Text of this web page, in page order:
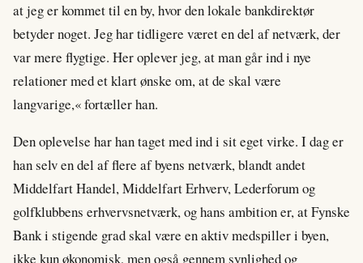
at jeg er kommet til en by, hvor den lokale bankdirektør
betyder noget. Jeg har tidligere været en del af netværk, der
var mere flygtige. Her oplever jeg, at man går ind i nye
relationer med et klart ønske om, at de skal være
langvarige,« fortæller han.
Den oplevelse har han taget med ind i sit eget virke. I dag er
han selv en del af flere af byens netværk, blandt andet
Middelfart Handel, Middelfart Erhverv, Lederforum og
golfklubbens erhvervsnetværk, og hans ambition er, at Fynske
Bank i stigende grad skal være en aktiv medspiller i byen,
ikke kun økonomisk, men også gennem synlighed og